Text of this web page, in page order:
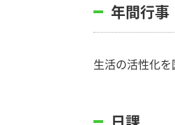
年間行事
生活の活性化
日課